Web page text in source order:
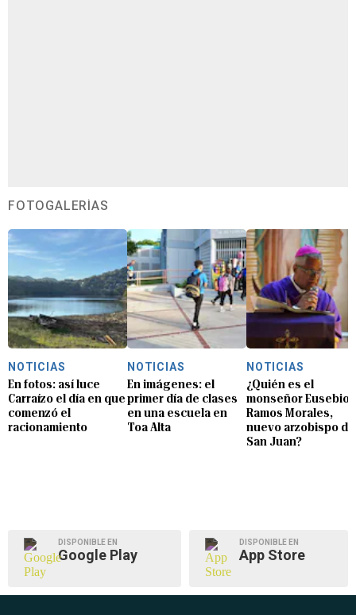
FOTOGALERÍAS
NOTICIAS
En fotos: así luce
Carraízo el día en que
comenzó el
racionamiento
NOTICIAS
En imágenes: el
primer día de clases
en una escuela en
Toa Alta
NOTICIAS
¿Quién es el
monseñor Eusebio
Ramos Morales,
nuevo arzobispo de
San Juan?
DISPONIBLE EN
Google Play
DISPONIBLE EN
App Store